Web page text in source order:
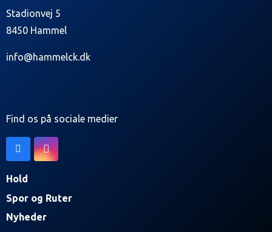
Stadionvej 5
8450 Hammel
info@hammelck.dk
Find os på sociale medier
Hold
Spor og Ruter
Nyheder